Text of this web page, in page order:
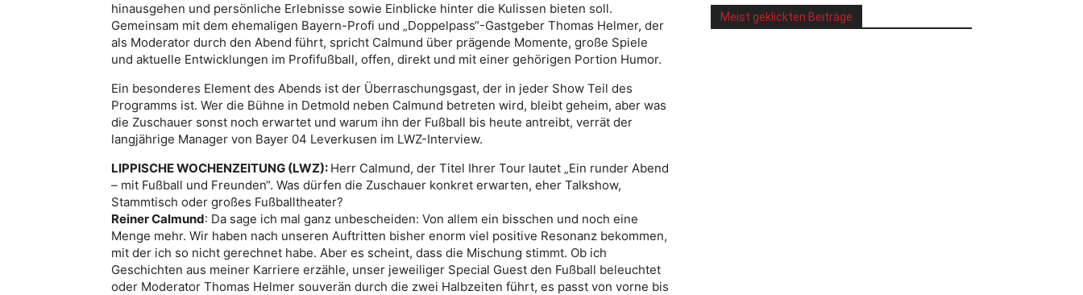
hinausgehen und persönliche Erlebnisse sowie Einblicke hinter die Kulissen bieten soll.
Gemeinsam mit dem ehemaligen Bayern-Profi und „Doppelpass“-Gastgeber Thomas Helmer, der
als Moderator durch den Abend führt, spricht Calmund über prägende Momente, große Spiele
und aktuelle Entwicklungen im Profifußball, offen, direkt und mit einer gehörigen Portion Humor.
Ein besonderes Element des Abends ist der Überraschungsgast, der in jeder Show Teil des
Programms ist. Wer die Bühne in Detmold neben Calmund betreten wird, bleibt geheim, aber was
die Zuschauer sonst noch erwartet und warum ihn der Fußball bis heute antreibt, verrät der
langjährige Manager von Bayer 04 Leverkusen im LWZ-Interview.
LIPPISCHE WOCHENZEITUNG (LWZ): Herr Calmund, der Titel Ihrer Tour lautet „Ein runder Abend
– mit Fußball und Freunden“. Was dürfen die Zuschauer konkret erwarten, eher Talkshow,
Stammtisch oder großes Fußballtheater?
Reiner Calmund: Da sage ich mal ganz unbescheiden: Von allem ein bisschen und noch eine
Menge mehr. Wir haben nach unseren Auftritten bisher enorm viel positive Resonanz bekommen,
mit der ich so nicht gerechnet habe. Aber es scheint, dass die Mischung stimmt. Ob ich
Geschichten aus meiner Karriere erzähle, unser jeweiliger Special Guest den Fußball beleuchtet
oder Moderator Thomas Helmer souverän durch die zwei Halbzeiten führt, es passt von vorne bis
Meist geklickten Beiträge